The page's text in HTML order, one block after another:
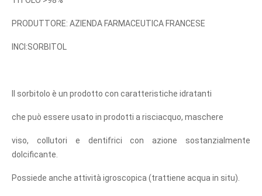
PRODUTTORE: AZIENDA FARMACEUTICA FRANCESE
INCI:SORBITOL
Il sorbitolo è un prodotto con caratteristiche idratanti
che può essere usato in prodotti a risciacquo, maschere
viso, collutori e dentifrici con azione sostanzialmente
dolcificante.
Possiede anche attività igroscopica (trattiene acqua in situ).